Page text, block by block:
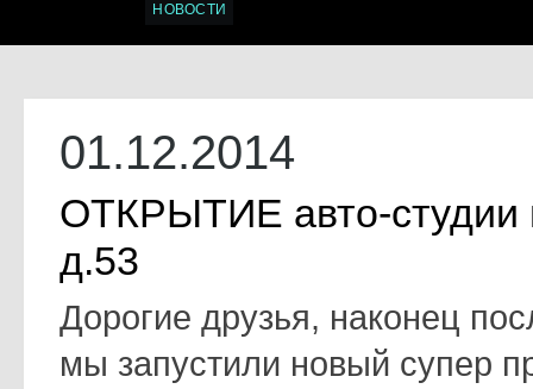
НОВОСТИ
01.12.2014
ОТКРЫТИЕ авто-студии
д.53
Дорогие друзья, наконец
мы запустили новый супер